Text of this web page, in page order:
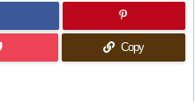
Copy